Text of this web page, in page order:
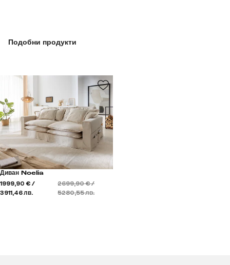
Подобни продукти
Диван Noelia
1999,90 € /
3911,46 лв.
2699,90 € /
5280,55 лв.